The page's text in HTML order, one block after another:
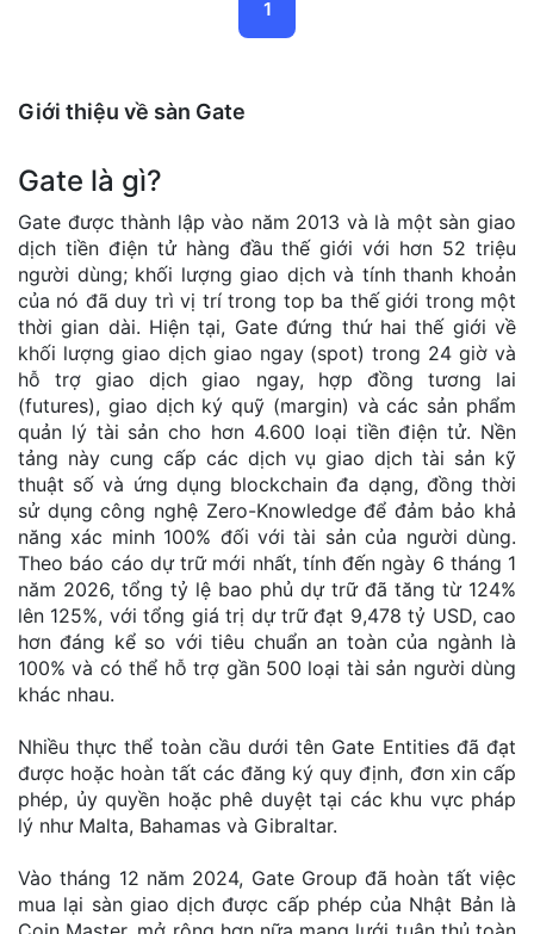
1
Giới thiệu về sàn Gate
Gate là gì?
Gate được thành lập vào năm 2013 và là một sàn giao
dịch tiền điện tử hàng đầu thế giới với hơn 52 triệu
người dùng; khối lượng giao dịch và tính thanh khoản
của nó đã duy trì vị trí trong top ba thế giới trong một
thời gian dài. Hiện tại, Gate đứng thứ hai thế giới về
khối lượng giao dịch giao ngay (spot) trong 24 giờ và
hỗ trợ giao dịch giao ngay, hợp đồng tương lai
(futures), giao dịch ký quỹ (margin) và các sản phẩm
quản lý tài sản cho hơn 4.600 loại tiền điện tử. Nền
tảng này cung cấp các dịch vụ giao dịch tài sản kỹ
thuật số và ứng dụng blockchain đa dạng, đồng thời
sử dụng công nghệ Zero-Knowledge để đảm bảo khả
năng xác minh 100% đối với tài sản của người dùng.
Theo báo cáo dự trữ mới nhất, tính đến ngày 6 tháng 1
năm 2026, tổng tỷ lệ bao phủ dự trữ đã tăng từ 124%
lên 125%, với tổng giá trị dự trữ đạt 9,478 tỷ USD, cao
hơn đáng kể so với tiêu chuẩn an toàn của ngành là
100% và có thể hỗ trợ gần 500 loại tài sản người dùng
khác nhau.
Nhiều thực thể toàn cầu dưới tên Gate Entities đã đạt
được hoặc hoàn tất các đăng ký quy định, đơn xin cấp
phép, ủy quyền hoặc phê duyệt tại các khu vực pháp
lý như Malta, Bahamas và Gibraltar.
Vào tháng 12 năm 2024, Gate Group đã hoàn tất việc
mua lại sàn giao dịch được cấp phép của Nhật Bản là